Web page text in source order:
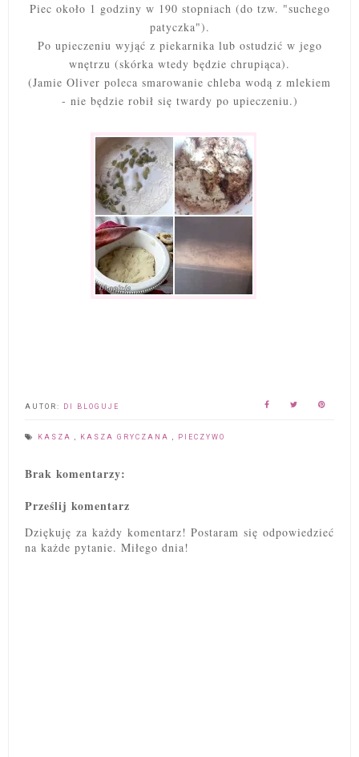
Piec około 1 godziny w 190 stopniach (do tzw. "suchego
patyczka").
Po upieczeniu wyjąć z piekarnika lub ostudzić w jego
wnętrzu (skórka wtedy będzie chrupiąca).
(Jamie Oliver poleca smarowanie chleba wodą z mlekiem
- nie będzie robił się twardy po upieczeniu.)
AUTOR: DI BLOGUJE
KASZA KASZA GRYCZANA PIECZYWO
Brak komentarzy:
Prześlij komentarz
Dziękuję za każdy komentarz! Postaram się odpowiedzieć
na każde pytanie. Miłego dnia!